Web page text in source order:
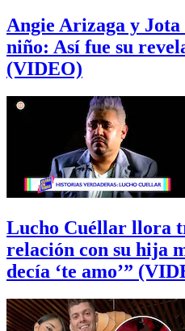
Angie Arizaga y Jota
niño: Así fue su
(VIDEO)
Lucho Cuéllar llora
relación con su hija
decía ‘te amo’”